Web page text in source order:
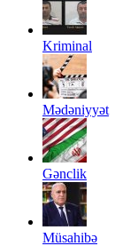
Kriminal
Mədəniyyət
Gənclik
Müsahibə